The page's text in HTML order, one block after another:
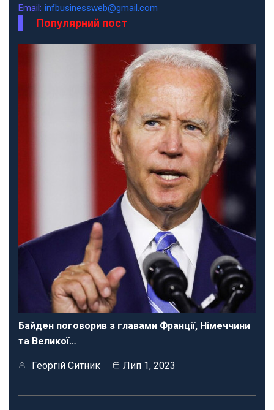
Email: infbusinessweb@gmail.com
Популярний пост
Байден поговорив з главами Франції, Німеччини
та Великої…
Георгій Ситник Лип 1, 2023